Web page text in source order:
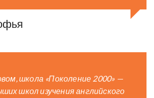
школа «Поколение 2000» —
школ изучения английского